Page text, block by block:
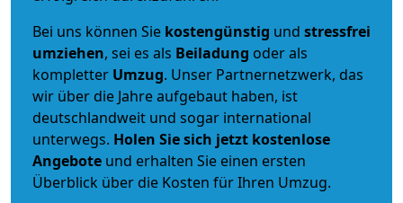
Bei uns können Sie kostengünstig und stressfrei
umziehen, sei es als Beiladung oder als
kompletter Umzug. Unser Partnernetzwerk, das
wir über die Jahre aufgebaut haben, ist
deutschlandweit und sogar international
unterwegs. Holen Sie sich jetzt kostenlose
Angebote und erhalten Sie einen ersten
Überblick über die Kosten für Ihren Umzug.